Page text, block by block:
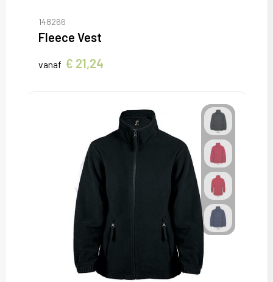
148266
Fleece Vest
vanaf € 21,24